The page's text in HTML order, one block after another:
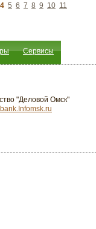
4 5 6 7 8 9 10 11
Сервисы
"Деловой Омск"